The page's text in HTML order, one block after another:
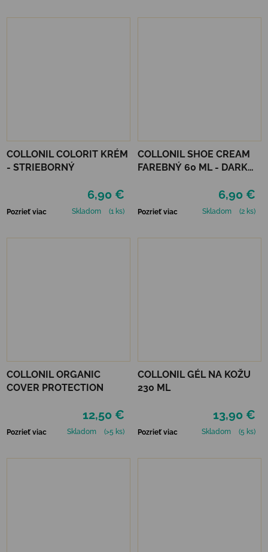
COLLONIL COLORIT KRÉM
- STRIEBORNÝ
6,90 €
Pozrieť viac Skladom (1 ks)
COLLONIL SHOE CREAM
FAREBNÝ 60 ML - DARK
6,90 €
Pozrieť viac Skladom (2 ks)
COLLONIL ORGANIC
COVER PROTECTION
12,50 €
Pozrieť viac Skladom (>5 ks)
COLLONIL GÉL NA KOŽU
230 ML
13,90 €
Pozrieť viac Skladom (5 ks)